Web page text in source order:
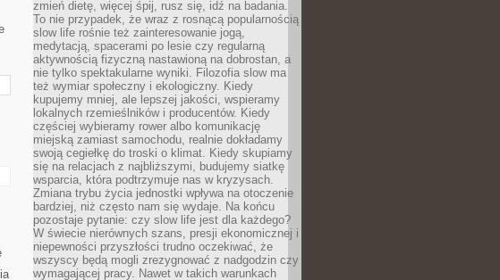
zmień dietę, więcej śpij, rusz się, idź na badania.
To nie przypadek, że wraz z rosnącą popularnością
slow life rośnie też zainteresowanie jogą,
medytacją, spacerami po lesie czy regularną
aktywnością fizyczną nastawioną na dobrostan, a
nie tylko spektakularne wyniki. Filozofia slow ma
też wymiar społeczny i ekologiczny. Kiedy
kupujemy mniej, ale lepszej jakości, wspieramy
lokalnych rzemieślników i producentów. Kiedy
częściej wybieramy rower albo komunikację
miejską zamiast samochodu, realnie dokładamy
swoją cegiełkę do troski o klimat. Kiedy skupiamy
się na relacjach z najbliższymi, budujemy siatkę
wsparcia, która podtrzymuje nas w kryzysach.
Zmiana trybu życia jednostki wpływa na otoczenie
bardziej, niż często nam się wydaje. Na końcu
pozostaje pytanie: czy slow life jest dla każdego?
W świecie nierównych szans, presji ekonomicznej i
niepewności przyszłości trudno oczekiwać, że
wszyscy będą mogli zrezygnować z nadgodzin czy
wymagającej pracy. Nawet w takich warunkach